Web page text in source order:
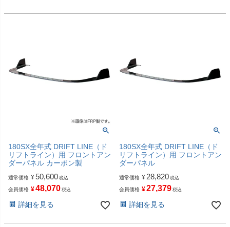
180SX全年式 DRIFT LINE（ド
リフトライン）用 フロントアン
ダーパネル カーボン製
通常価格 ¥50,600 税込
会員価格 ¥48,070 税込
詳細を見る
180SX全年式 DRIFT LINE（ド
リフトライン）用 フロントアン
ダーパネル
通常価格 ¥ 28,820 税込
会員価格 ¥27,379 税込
詳細を見る